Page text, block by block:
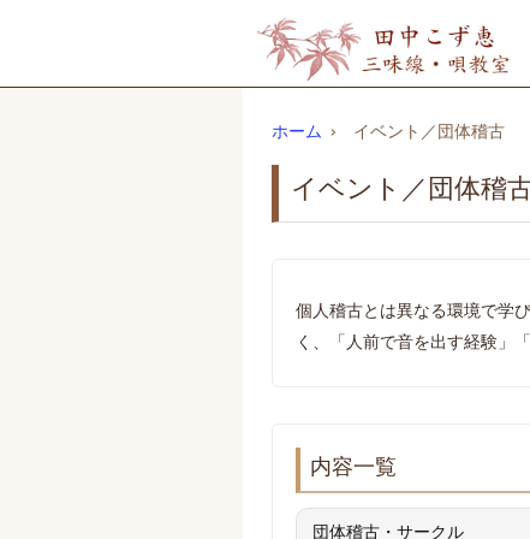
ホーム › イベント／団体稽古
イベント／団体稽
個人稽古とは異なる環境で学
く、「人前で音を出す経験」
内容一覧
団体稽古・サークル